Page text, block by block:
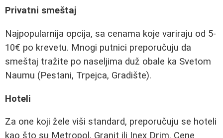
Privatni smeštaj
Najpopularnija opcija, sa cenama koje variraju od 5-
10€ po krevetu. Mnogi putnici preporučuju da
smeštaj tražite po naseljima duž obale ka Svetom
Naumu (Pestani, Trpejca, Gradište).
Hoteli
Za one koji žele viši standard, preporučuju se hoteli
kao što su Metropol, Granit ili Inex Drim. Cene